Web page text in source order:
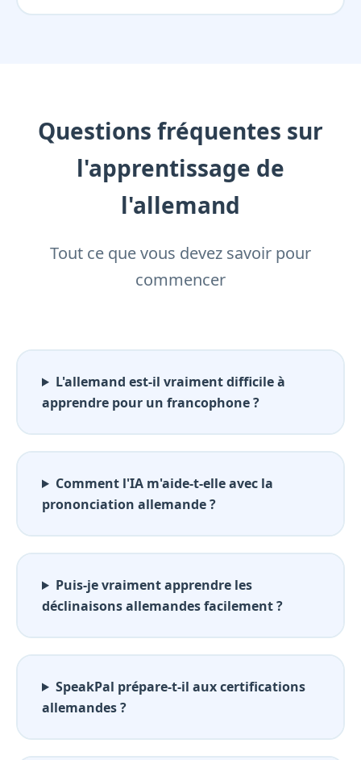
Questions fréquentes sur
l'apprentissage de
l'allemand
Tout ce que vous devez savoir pour
commencer
L'allemand est-il vraiment difficile à
apprendre pour un francophone ?
Comment l'IA m'aide-t-elle avec la
prononciation allemande ?
Puis-je vraiment apprendre les
déclinaisons allemandes facilement ?
SpeakPal prépare-t-il aux certifications
allemandes ?